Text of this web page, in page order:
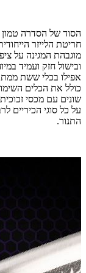
חריטת הלייזר
מוגבהת המגינה על
ובישול חזק ועמיד
אפילו בכלי ששת
כולל את הכלים
שונים עם מכסי
על כל סוגי הכיריים
התנור.